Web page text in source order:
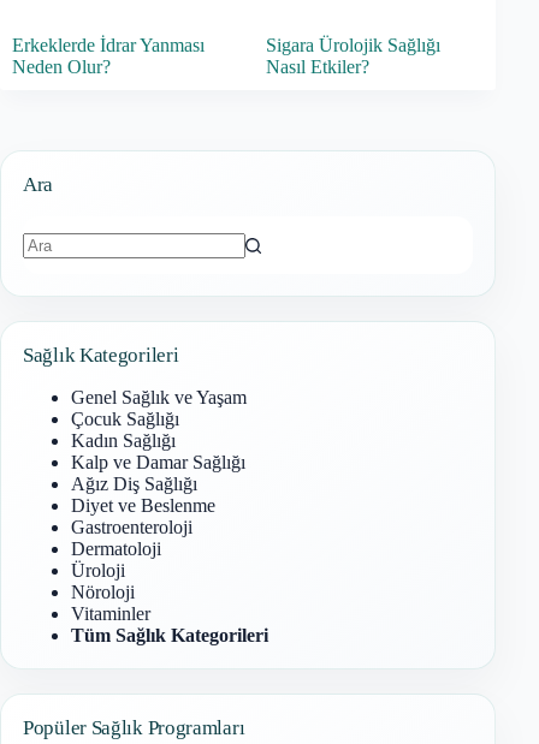
Erkeklerde İdrar Yanması
Neden Olur?
Sigara Ürolojik Sağlığı
Nasıl Etkiler?
Ara
Sağlık Kategorileri
Genel Sağlık ve Yaşam
Çocuk Sağlığı
Kadın Sağlığı
Kalp ve Damar Sağlığı
Ağız Diş Sağlığı
Diyet ve Beslenme
Gastroenteroloji
Dermatoloji
Üroloji
Nöroloji
Vitaminler
Tüm Sağlık Kategorileri
Popüler Sağlık Programları